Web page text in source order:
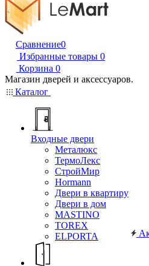
Сравнение0
Избранные товары 0
Корзина 0
Магазин дверей и аксессуаров.
Каталог
Входные двери
Металюкс
ТермоЛекс
СтройМир
Hormann
Двери в квартиру
Двери в дом
MASTINO
TOREX
ELPORTA